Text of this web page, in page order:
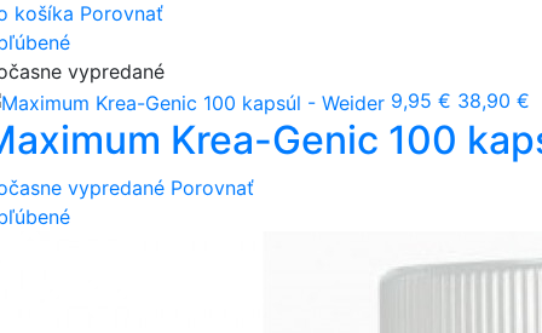
košíka Porovnať
vypredané
9,95 € 38,90 €
Krea-Genic 100
vypredané Porovnať